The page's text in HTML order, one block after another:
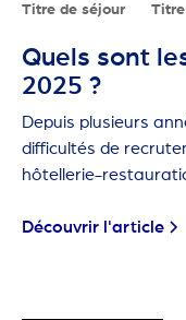
Titre de séjour
Quels sont
2025 ?
Depuis plusieurs
difficultés de
hôtellerie-
employeurs ont de
Découvrir l'article